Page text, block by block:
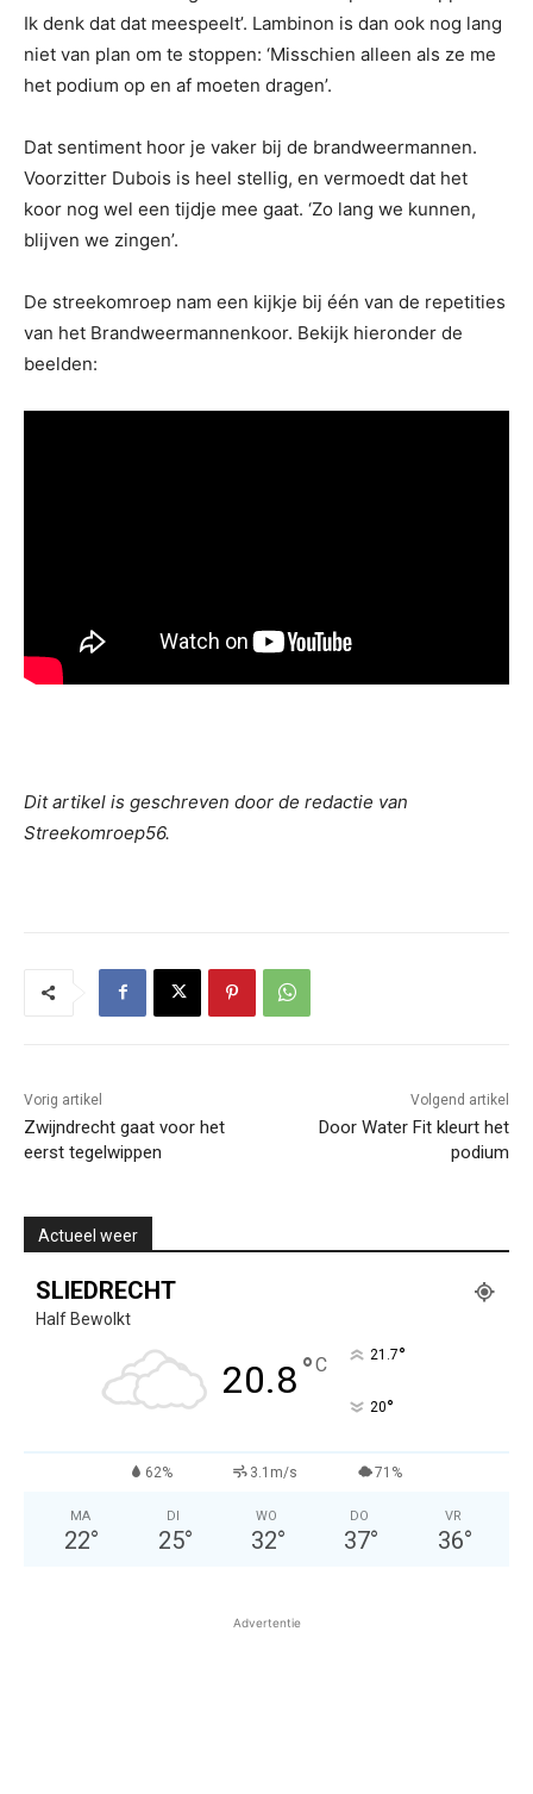
Ik denk dat dat meespeelt’. Lambinon is dan ook nog lang
niet van plan om te stoppen: ‘Misschien alleen als ze me
het podium op en af moeten dragen’.
Dat sentiment hoor je vaker bij de brandweermannen.
Voorzitter Dubois is heel stellig, en vermoedt dat het
koor nog wel een tijdje mee gaat. ‘Zo lang we kunnen,
blijven we zingen’.
De streekomroep nam een kijkje bij één van de repetities
van het Brandweermannenkoor. Bekijk hieronder de
beelden:
Dit artikel is geschreven door de redactie van
Streekomroep56.
Vorig artikel
Zwijndrecht gaat voor het
eerst tegelwippen
Volgend artikel
Door Water Fit kleurt het
podium
Actueel weer
SLIEDRECHT
Half Bewolkt
20.8°C 21.7°
20°
62% 3.1m/s 71%
MA
22°
DI
25°
WO
32°
DO
37°
VR
36°
Advertentie